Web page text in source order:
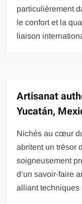
particulièrement
le confort et la
liaison
Artisanat
Yucatán,
Nichés au cœur
abritent un trésor
soigneusement
d’un savoir-faire
alliant techniques